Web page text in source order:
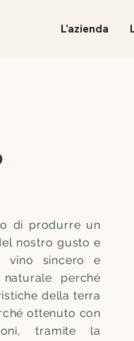
L'azienda
di produrre un
nostro gusto e
vino sincero e
perché
della terra
ottenuto con
tramite la